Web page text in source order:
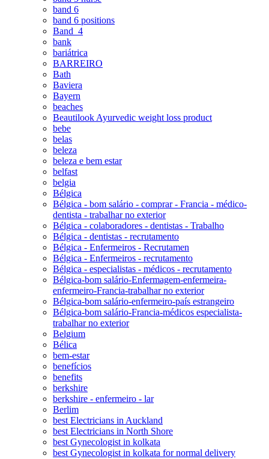
band 6
band 6 positions
Band_4
bank
bariátrica
BARREIRO
Bath
Baviera
Bayern
beaches
Beautilook Ayurvedic weight loss product
bebe
belas
beleza
beleza e bem estar
belfast
belgia
Bélgica
Bélgica - bom salário - comprar - Francia - médico-
dentista - trabalhar no exterior
Bélgica - colaboradores - dentistas - Trabalho
Bélgica - dentistas - recrutamento
Bélgica - Enfermeiros - Recrutamen
Bélgica - Enfermeiros - recrutamento
Bélgica - especialistas - médicos - recrutamento
Bélgica-bom salário-Enfermagem-enfermeira-
enfermeiro-Francia-trabalhar no exterior
Bélgica-bom salário-enfermeiro-país estrangeiro
Bélgica-bom salário-Francia-médicos especialista-
trabalhar no exterior
Belgium
Bélica
bem-estar
benefícios
benefits
berkshire
berkshire - enfermeiro - lar
Berlim
best Electricians in Auckland
best Electricians in North Shore
best Gynecologist in kolkata
best Gynecologist in kolkata for normal delivery